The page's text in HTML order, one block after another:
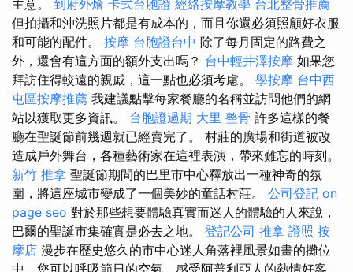
主意。 到府外燴 卡式台胞證 經絡按摩教學 台北整骨推薦
但拍攝和沖洗照片都是有成本的，而且你還必須照顧好衣服
和可能的配件。 按摩 台胞證台中 除了每月固定的路費之
外，還會有這方面的額外支出嗎？ 台中輕井澤按摩 如果您
拜訪住得較遠的親戚，這一點也必須考慮。 學按摩 台中西
屯區按摩推薦 我建議點擊每家餐廳的名稱並訪問他們的網
站以獲取更多資訊。 台胞證過期 大里 整骨 許多這樣的餐
廳在聖誕節前幾週就已經賣完了。 村莊的廣場和街道被改
造成戶外舞台，各種藝術家在這裡表演，帶來難忘的時刻。
新竹 推拿 聖誕節期間的巴里市中心釋放出一種神奇的氛
圍，將這座城市變成了一個美妙的童話村莊。 公司登記 on
page seo 對於那些想要體驗真實而迷人的體驗的人來說，
巴爾的聖誕市集確實是必去之地。 登記公司 推拿 證照 按
摩店 漫步在歷史悠久的市中心迷人角落裡風景如畫的攤位
中，您可以呼吸節日的空氣，感受阿普利亞人的熱情好客。